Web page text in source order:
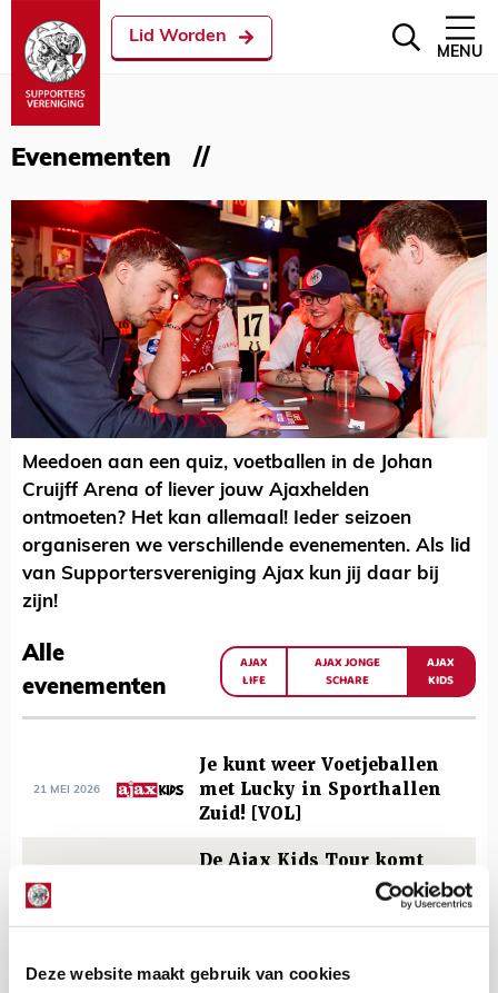
Deze website maakt gebruik van cookies
Lid Worden
MENU
Evenementen
Meedoen aan een quiz, voetballen in de Johan
Cruijff Arena of liever jouw Ajaxhelden
ontmoeten? Het kan allemaal! Ieder seizoen
organiseren we verschillende evenementen. Als lid
van Supportersvereniging Ajax kun jij daar bij
zijn!
Alle
evenementen
AJAX
LIFE
AJAX JONGE
SCHARE
AJAX
KIDS
21 MEI 2026
Je kunt weer Voetjeballen
met Lucky in Sporthallen
Zuid! [VOL]
11 MEI 2026
De Ajax Kids Tour komt
naar jubilerend FC
13 APRIL
organiseren Ajax Kids Tour